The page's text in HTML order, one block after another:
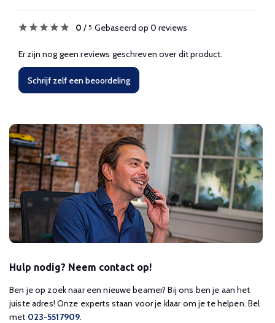
0 / 5 Gebaseerd op 0 reviews
Er zijn nog geen reviews geschreven over dit product.
Schrijf zelf een beoordeling
Hulp nodig? Neem contact op!
Ben je op zoek naar een nieuwe beamer? Bij ons ben je aan het
juiste adres! Onze experts staan voor je klaar om je te helpen. Bel
met 023-5517909.